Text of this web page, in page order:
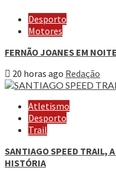
Desporto
Motores
FERNÃO JOANES EM
20 horas ago Redação
Atletismo
Desporto
Trail
SANTIAGO SPEED TRAIL,
HISTÓRIA